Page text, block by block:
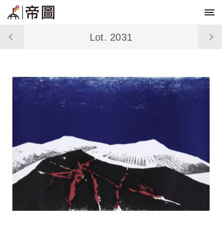
Lot. 2031